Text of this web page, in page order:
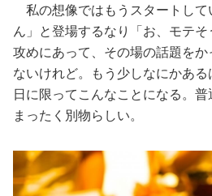
私の想像ではもうスタートして
ん」と登場するなり「お、モテ
攻めにあって、その場の話題を
ないけれど。もう少しなにかあ
日に限ってこんなことになる。普
まったく別物らしい。